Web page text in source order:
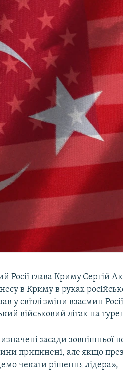
Росії глава Криму Сергій
в Криму в руках
у світлі зміни взаємин
військовий літак на
засади зовнішньої
припинені, але якщо
чекати рішення лідера»,